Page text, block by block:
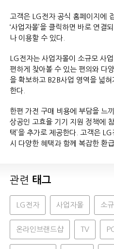
고객은 LG전자 공식 홈페이지에
‘사업자몰’을 클릭하면 바로 연결
나 이용할 수 있다.
LG전자는 사업자몰이 소규모 사
편하게 찾아볼 수 있는 편의와 다
을 확보하고 B2B사업 영역을 넓
한다.
한편 가전 구매 비용에 부담을 느
상공인 고효율 기기 지원 정책에
택’을 추가로 제공한다. 고객은
시 다양한 혜택과 함께 복잡한 환
관련 태그
LG전자 사업자몰 소
온라인브랜드샵 TV